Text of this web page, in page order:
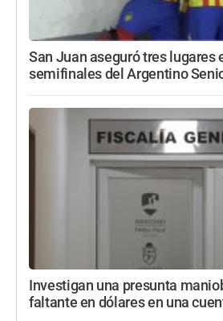
San Juan aseguró tres lugares
semifinales del Argentino
Investigan una presunta
faltante en dólares en una